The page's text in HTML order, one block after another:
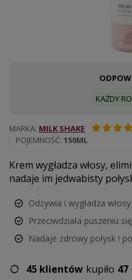
KAŻDY
MARKA MILK SHAKE
POJEMNOŚĆ 150ML
Krem wygładza włosy,
nadaje im jedwabisty
Odżywia i wygładza
Przeciwdziała puszeniu
Nadaje zdrowy połysk i
45 klientów kupiło 47